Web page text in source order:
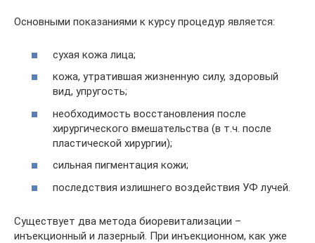
Основными показаниями к курсу процедур является:
сухая кожа лица;
кожа, утратившая жизненную силу, здоровый
вид, упругость;
необходимость восстановления после
хирургического вмешательства (в т.ч. после
пластической хирургии);
сильная пигментация кожи;
последствия излишнего воздействия УФ лучей.
Существует два метода биоревитализации –
инъекционный и лазерный. При инъекционном, как уже